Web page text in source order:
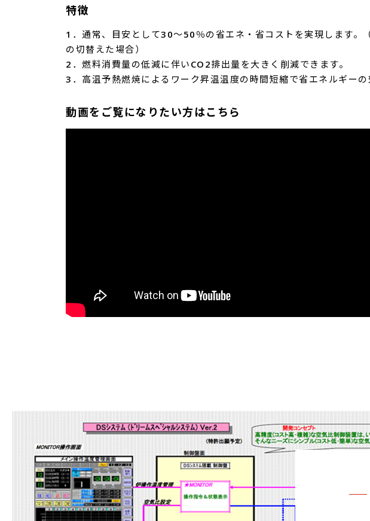
特徴
1．通常、目安として30～50％の省エネ・省コストを実現します。
の切替えた場合）
2．燃料消費量の低減に伴いCO2排出量を大きく削減できます。
3．高温予熱燃焼によるワーク昇温温度の時間短縮で省エネルギーの
動画をご覧になりたい方はこちら